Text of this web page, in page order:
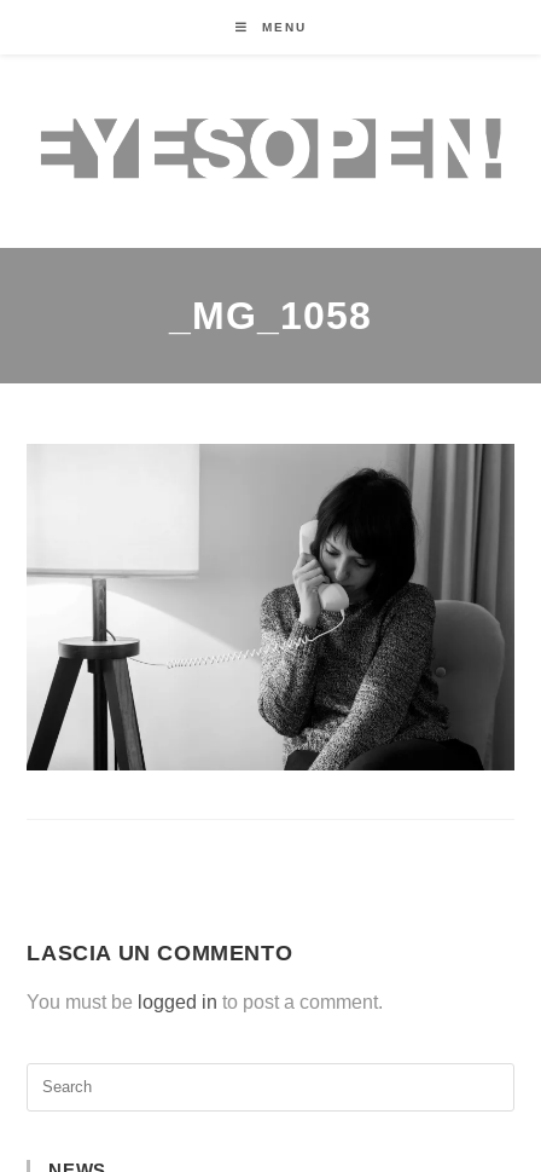
MENU
_MG_1058
LASCIA UN COMMENTO
You must be logged in to post a comment.